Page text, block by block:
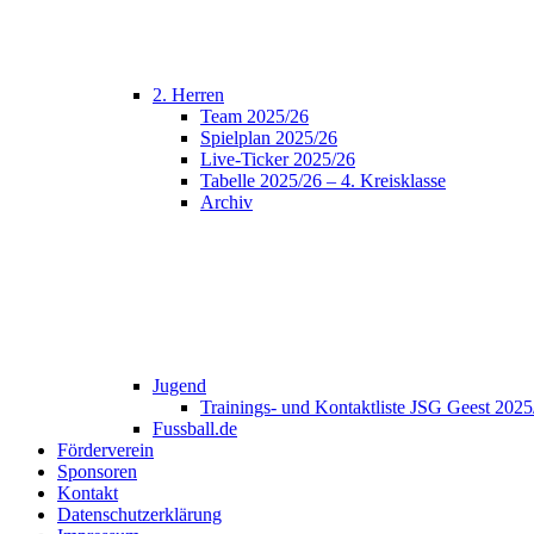
2. Herren
Team 2025/26
Spielplan 2025/26
Live-Ticker 2025/26
Tabelle 2025/26 – 4. Kreisklasse
Archiv
Jugend
Trainings- und Kontaktliste JSG Geest
Fussball.de
Förderverein
Sponsoren
Kontakt
Datenschutzerklärung